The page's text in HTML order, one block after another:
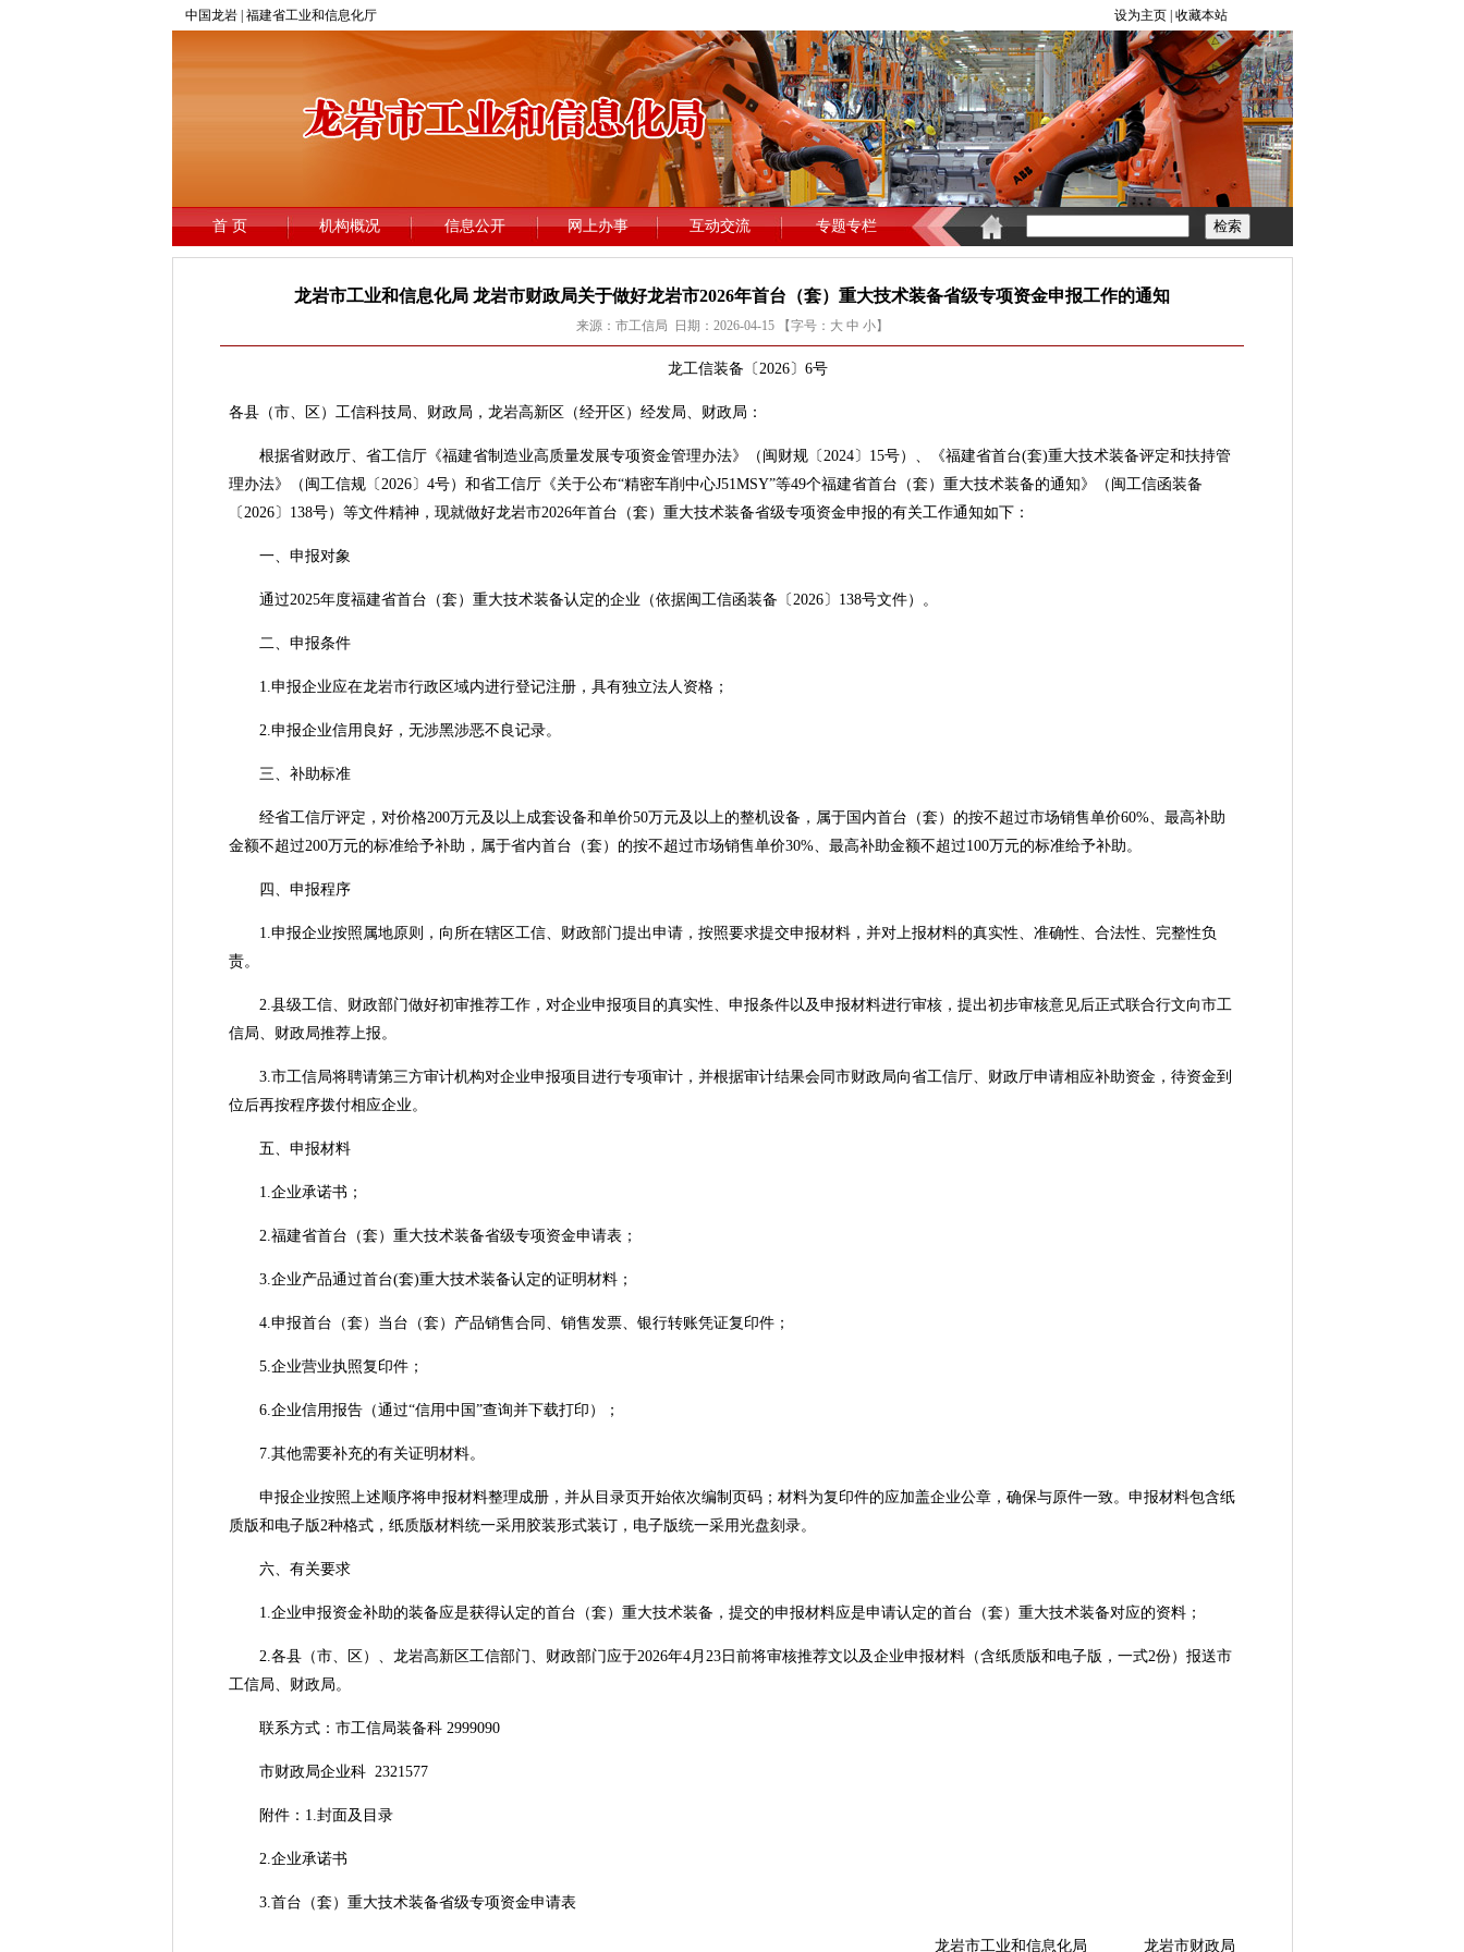
龙岩市工业和信息化局 龙岩市财政局关于做好龙岩市2026年首台（套）重大技术装备省级专项资金申报工作的通知
来源：市工信局 日期：2026-04-15 【字号： 大 中 小】
龙工信装备〔2026〕6号
各县（市、区）工信科技局、财政局，龙岩高新区（经开区）经发局、财政局：
根据省财政厅、省工信厅《福建省制造业高质量发展专项资金管理办法》（闽财规〔2024〕15号）、《福建省首台(套)重大技术装备评定和扶持管
理办法》（闽工信规〔2026〕4号）和省工信厅《关于公布“精密车削中心J51MSY”等49个福建省首台（套）重大技术装备的通知》（闽工信函装备
〔2026〕138号）等文件精神，现就做好龙岩市2026年首台（套）重大技术装备省级专项资金申报的有关工作通知如下：
一、申报对象
通过2025年度福建省首台（套）重大技术装备认定的企业（依据闽工信函装备〔2026〕138号文件）。
二、申报条件
1.申报企业应在龙岩市行政区域内进行登记注册，具有独立法人资格；
2.申报企业信用良好，无涉黑涉恶不良记录。
三、补助标准
经省工信厅评定，对价格200万元及以上成套设备和单价50万元及以上的整机设备，属于国内首台（套）的按不超过市场销售单价60%、最高补助
金额不超过200万元的标准给予补助，属于省内首台（套）的按不超过市场销售单价30%、最高补助金额不超过100万元的标准给予补助。
四、申报程序
1.申报企业按照属地原则，向所在辖区工信、财政部门提出申请，按照要求提交申报材料，并对上报材料的真实性、准确性、合法性、完整性负
责。
2.县级工信、财政部门做好初审推荐工作，对企业申报项目的真实性、申报条件以及申报材料进行审核，提出初步审核意见后正式联合行文向市工
信局、财政局推荐上报。
3.市工信局将聘请第三方审计机构对企业申报项目进行专项审计，并根据审计结果会同市财政局向省工信厅、财政厅申请相应补助资金，待资金到
位后再按程序拨付相应企业。
五、申报材料
1.企业承诺书；
2.福建省首台（套）重大技术装备省级专项资金申请表；
3.企业产品通过首台(套)重大技术装备认定的证明材料；
4.申报首台（套）当台（套）产品销售合同、销售发票、银行转账凭证复印件；
5.企业营业执照复印件；
6.企业信用报告（通过“信用中国”查询并下载打印）；
7.其他需要补充的有关证明材料。
申报企业按照上述顺序将申报材料整理成册，并从目录页开始依次编制页码；材料为复印件的应加盖企业公章，确保与原件一致。申报材料包含纸
质版和电子版2种格式，纸质版材料统一采用胶装形式装订，电子版统一采用光盘刻录。
六、有关要求
1.企业申报资金补助的装备应是获得认定的首台（套）重大技术装备，提交的申报材料应是申请认定的首台（套）重大技术装备对应的资料；
2.各县（市、区）、龙岩高新区工信部门、财政部门应于2026年4月23日前将审核推荐文以及企业申报材料（含纸质版和电子版，一式2份）报送市
工信局、财政局。
联系方式：市工信局装备科 2999090
市财政局企业科 2321577
附件：1.封面及目录
2.企业承诺书
3.首台（套）重大技术装备省级专项资金申请表
龙岩市工业和信息化局 龙岩市财政局